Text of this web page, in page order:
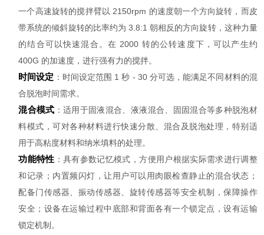
一个高速旋转的搅拌臂以 2150rpm 的速度朝一个方向旋转，而皮
带系统的倾斜旋转的比率约为 3.8:1 朝相反的方向旋转，这种力量
的结合可以快速混合。在 2000 转的公转速度下，可以产生约
400G 的加速度，进行强有力的搅拌。
时间设定 ：时间设定范围 1 秒 - 30 分可选，能满足不同材料的混
合脱泡时间需求。
混合模式 ：适用于固液混合、液液混合、固固混合等多种脱泡材
料模式，可对各种材料进行快速分散、混合及脱泡处理，特别适
用于高粘度材料和纳米填料的处理。
功能特性 ：具有参数记忆模式，方便用户根据实际需求进行调整
和记录；内置频闪灯，让用户可以用肉眼检查静止的混合状态；
配备门传感器、振动传感器、旋转传感器等安全机制，保障操作
安全；设备在运输过程中底部和背面各有一个锁定点，设有运输
锁定机制。